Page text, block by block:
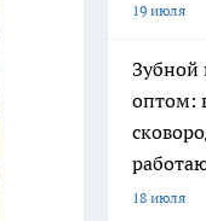
19 июля
Зубной
оптом:
18 июля